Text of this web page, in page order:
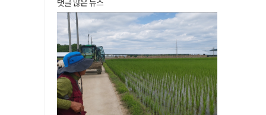
댓글 많은 뉴스